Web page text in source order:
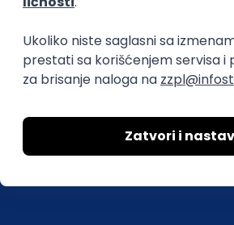
Politika privatnosti
Uklonjeni profili
Za medije
Kontakt
Druželjubivi smo!